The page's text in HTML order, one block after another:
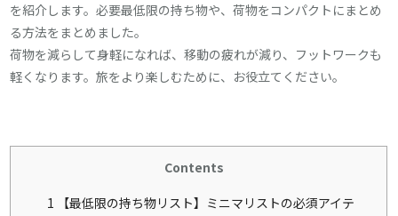
を紹介します。必要最低限の持ち物や、荷物をコンパクトにまとめ
る方法をまとめました。
荷物を減らして身軽になれば、移動の疲れが減り、フットワークも
軽くなります。旅をより楽しむために、お役立てください。
Contents
1 【最低限の持ち物リスト】ミニマリストの必須アイテ